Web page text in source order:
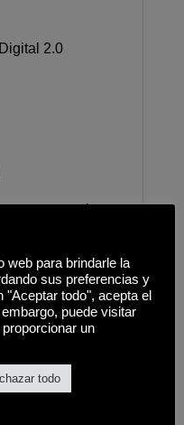
2.0
AAC, MP3,
Bluetooth,
Music
Bluetooth
web para brindarle la
sus preferencias y
todo", acepta el
puede visitar
un
todo